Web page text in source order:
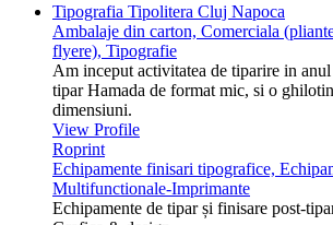
Tipografia Tipolitera Cluj Napoca
Ambalaje din carton, Comerciala
flyere), Tipografie
Am inceput activitatea de tiparire in
tipar Hamada de format mic, si o
dimensiuni.
View Profile
Roprint
Echipamente finisari tipografice,
Multifunctionale-Imprimante
Echipamente de tipar și finisare post-